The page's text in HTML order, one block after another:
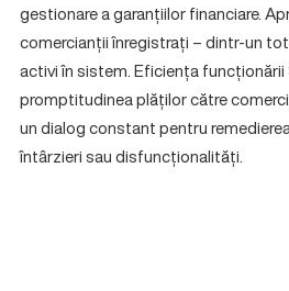
gestionare a garanțiilor financiare.
comercianții înregistrați – dintr-un
activi în sistem. Eficiența
promptitudinea plăților către
un dialog constant pentru
întârzieri sau disfuncționalități.